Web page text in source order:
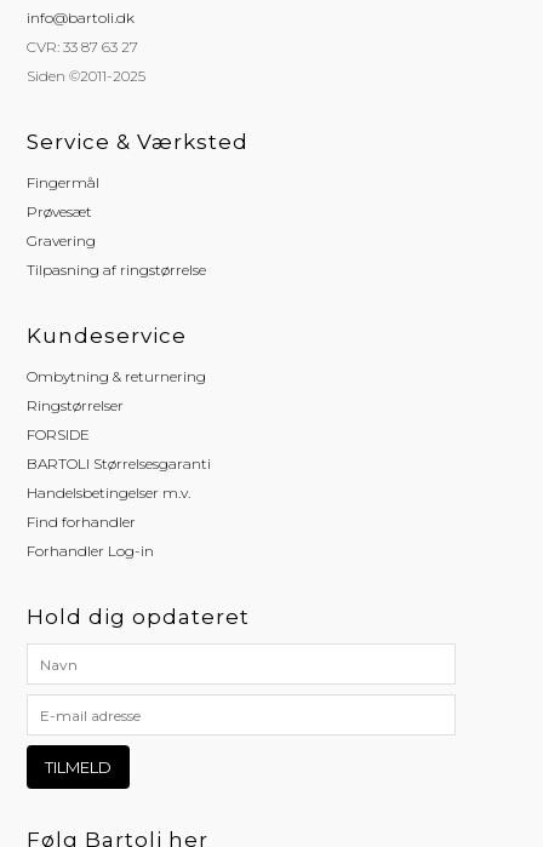
info@bartoli.dk
CVR: 33 87 63 27
Siden ©2011-2025
Service & Værksted
Fingermål
Prøvesæt
Gravering
Tilpasning af ringstørrelse
Kundeservice
Ombytning & returnering
Ringstørrelser
FORSIDE
BARTOLI Størrelsesgaranti
Handelsbetingelser m.v.
Find forhandler
Forhandler Log-in
Hold dig opdateret
Følg Bartoli her